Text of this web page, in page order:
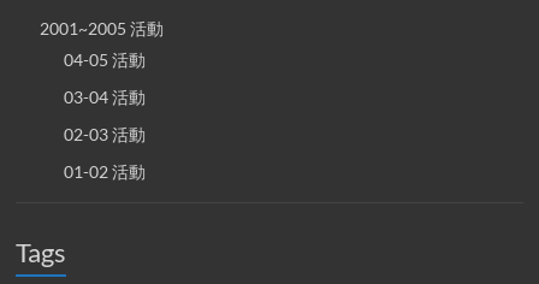
2001~2005 活動
04-05 活動
03-04 活動
02-03 活動
01-02 活動
Tags